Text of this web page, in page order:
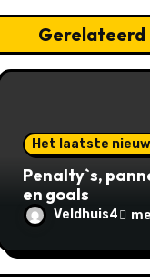
Het laatste
Penalty`s,
en goals
Veldhuis4